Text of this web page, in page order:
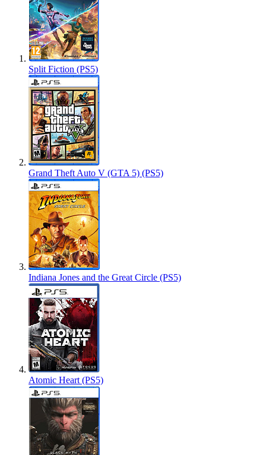
Split Fiction (PS5)
Grand Theft Auto V (GTA 5) (PS5)
Indiana Jones and the Great Circle (PS5)
Atomic Heart (PS5)